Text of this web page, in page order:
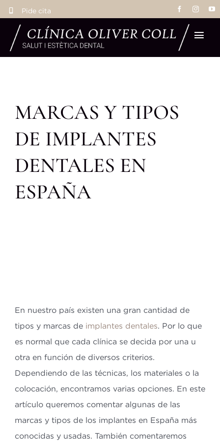
Saltar
contenido
Pide cita
MARCAS Y TIPOS
DE IMPLANTES
DENTALES EN
ESPAÑA
En nuestro país existen una gran cantidad de
tipos y marcas de implantes dentales . Por lo que
es normal que cada clínica se decida por una u
otra en función de diversos criterios.
Dependiendo de las técnicas, los materiales o la
colocación, encontramos varias opciones. En este
artículo queremos comentar algunas de las
marcas y tipos de los implantes en España más
conocidas y usadas. También comentaremos